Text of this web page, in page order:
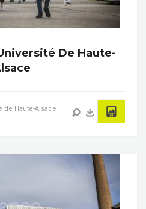
De Haute-
de Haute-Alsace